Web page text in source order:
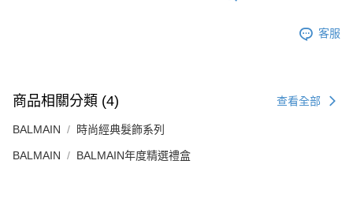
客服
商品相關分類 (4) 查看全部
BALMAIN 時尚經典髮飾系列
BALMAIN BALMAIN年度精選禮盒